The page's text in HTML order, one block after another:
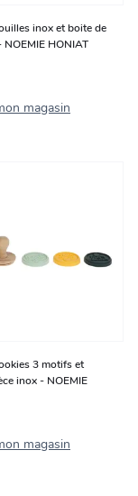
inox et boite de
HONIAT
magasin
3 motifs et
inox - NOEMIE
magasin